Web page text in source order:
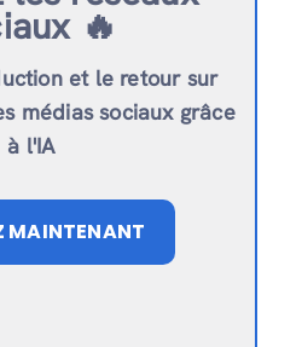
🔥
et le retour sur
médias sociaux grâce
à l'IA
MAINTENANT